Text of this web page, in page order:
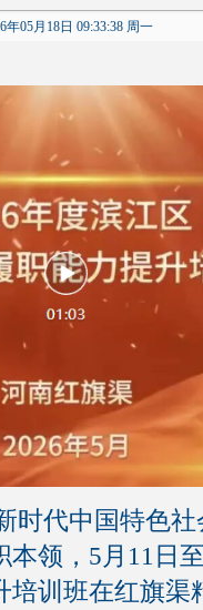
年05月18日 09:33:38 周一
时代中国特色
领，5月11日
培训班在红旗渠